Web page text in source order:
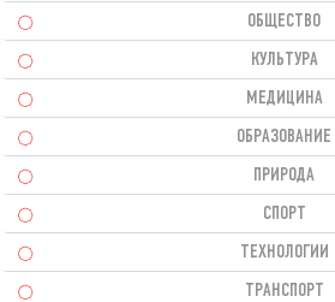
ОБЩЕСТВО
КУЛЬТУРА
МЕДИЦИНА
ОБРАЗОВАНИЕ
ПРИРОДА
СПОРТ
ТЕХНОЛОГИИ
ТРАНСПОРТ